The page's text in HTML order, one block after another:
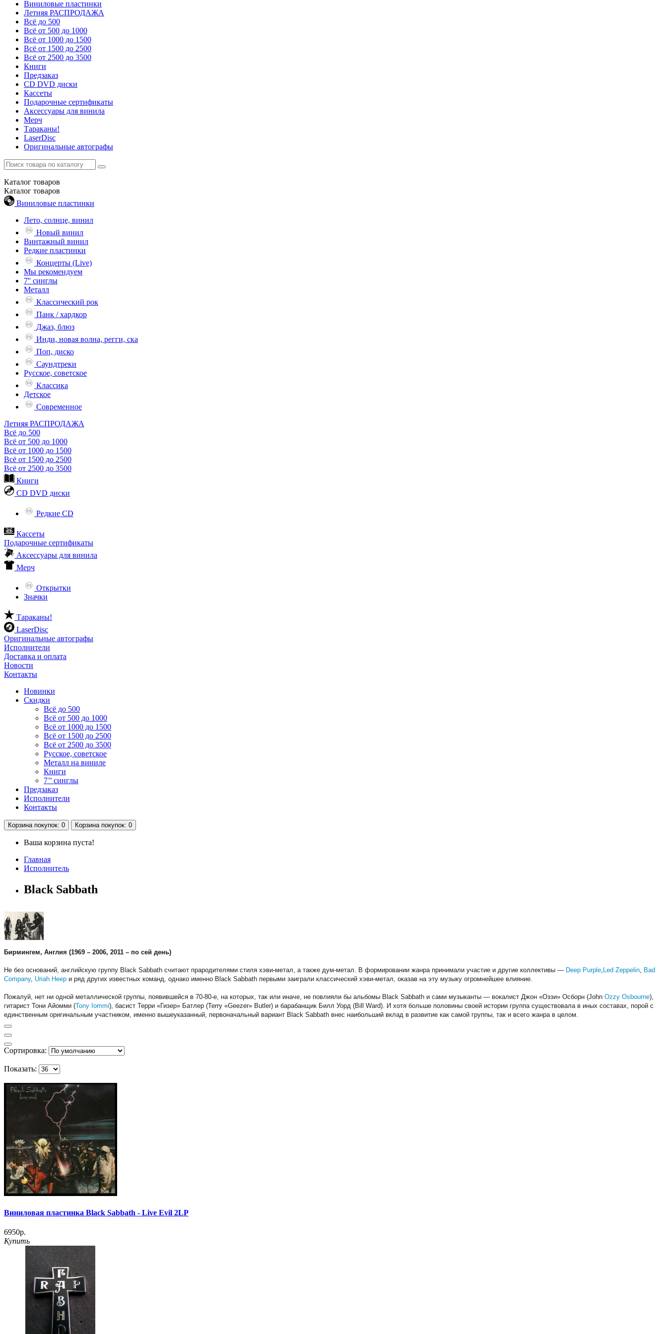
Виниловые пластинки
Летняя РАСПРОДАЖА
Всё до 500
Всё от 500 до 1000
Всё от 1000 до 1500
Всё от 1500 до 2500
Всё от 2500 до 3500
Книги
Предзаказ
CD DVD диски
Кассеты
Подарочные сертификаты
Аксессуары для винила
Мерч
Тараканы!
LaserDisc
Оригинальные автографы
Каталог товаров
Каталог товаров
Виниловые пластинки
Лето, солнце, винил
Новый винил
Винтажный винил
Редкие пластинки
Концерты (Live)
Мы рекомендуем
7'' синглы
Металл
Классический рок
Панк / хардкор
Джаз, блюз
Инди, новая волна, регги, ска
Поп, диско
Саундтреки
Русское, советское
Классика
Детское
Современное
Летняя РАСПРОДАЖА
Всё до 500
Всё от 500 до 1000
Всё от 1000 до 1500
Всё от 1500 до 2500
Всё от 2500 до 3500
Книги
CD DVD диски
Редкие CD
Кассеты
Подарочные сертификаты
Аксессуары для винила
Мерч
Открытки
Значки
Тараканы!
LaserDisc
Оригинальные автографы
Исполнители
Доставка и оплата
Новости
Контакты
Новинки
Скидки
Всё до 500
Всё от 500 до 1000
Всё от 1000 до 1500
Всё от 1500 до 2500
Всё от 2500 до 3500
Русское, советское
Металл на виниле
Книги
7’’ синглы
Предзаказ
Исполнители
Контакты
Корзина покупок: 0 Корзина покупок: 0
Ваша корзина пуста!
Главная
Исполнитель
Black Sabbath
Бирмингем, Англия (1969 – 2006, 2011 – по сей день)
Не без оснований, английскую группу Black Sabbath считают прародителями стиля хэви-метал, а также дум-метал. В формировании жанра принимали участие и другие коллективы — Deep Purple Led Zeppelin Bad
Company, Uriah Heep и ряд других известных команд, однако именно Black Sabbath первыми заиграли классический хэви-метал, оказав на эту музыку огромнейшее влияние.
Пожалуй, нет ни одной металлической группы, появившейся в 70-80-е, на которых, так или иначе, не повлияли бы альбомы Black Sabbath и сами музыканты — вокалист Джон «Оззи» Осборн (John Ozzy Osbourne),
гитарист Тони Айомми (Tony Iommi), басист Терри «Гизер» Батлер (Terry «Geezer» Butler) и барабанщик Билл Уорд (Bill Ward). И хотя больше половины своей истории группа существовала в иных составах, порой с
единственным оригинальным участником, именно вышеуказанный, первоначальный вариант Black Sabbath внес наибольший вклад в развитие как самой группы, так и всего жанра в целом.
Сортировка:
Показать:
Виниловая пластинка Black Sabbath - Live Evil 2LP
6950р.
Купить